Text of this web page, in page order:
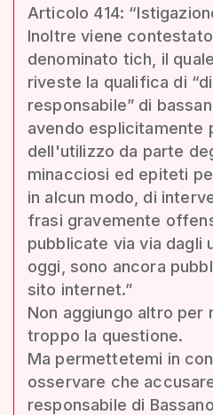
Articolo 414:
Inoltre viene
denominato tich, il
riveste la qualifica di
responsabile” di
avendo esplicitamente
dell'utilizzo da parte
minacciosi ed epiteti
in alcun modo, di
frasi gravemente
pubblicate via via dagli
oggi, sono ancora
sito internet.”
Non aggiungo altro per
troppo la questione.
Ma permettetemi in
osservare che
responsabile di